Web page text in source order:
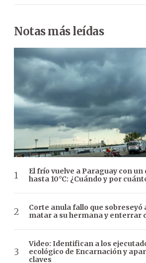
Notas más leídas
El frío vuelve a Paraguay con un
hasta 10°C: ¿Cuándo y por
Corte anula fallo que sobreseyó
matar a su hermana y enterrar
Video: Identifican a los
ecológico de Encarnación y
claves